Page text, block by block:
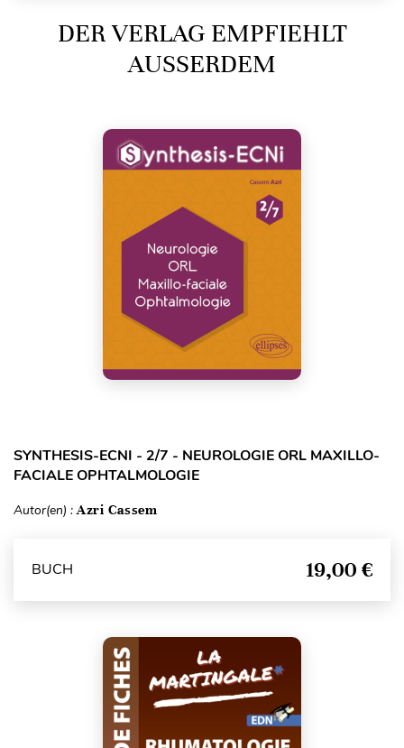
DER VERLAG EMPFIEHLT
AUSSERDEM
SYNTHESIS-ECNI - 2/7 - NEUROLOGIE ORL MAXILLO-
FACIALE OPHTALMOLOGIE
Autor(en) :Azri Cassem
BUCH 19,00 €